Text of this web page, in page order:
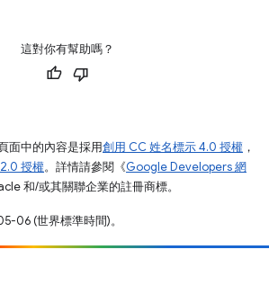
這對你有幫助嗎？
面中的內容是採用創用 CC 姓名標示 4.0 授權 ，
授權。詳情請參閱《Google Developers 網
和/或其關聯企業的註冊商標。
06 (世界標準時間)。